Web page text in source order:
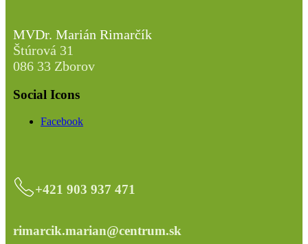
MVDr. Marián Rimarčík
Štúrová 31
086 33 Zborov
Social Icons
Facebook
+421 903 937 471
rimarcik.marian@centrum.sk